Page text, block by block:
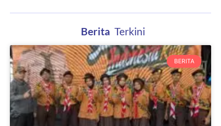
Berita Terkini
BERITA